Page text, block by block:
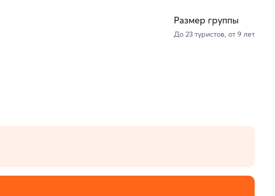
Размер группы
До 23 туристов, от 9 лет